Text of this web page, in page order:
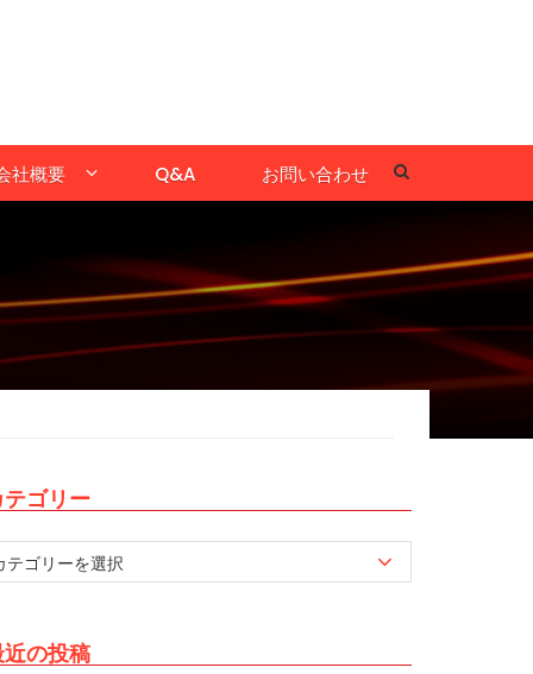
社概要 Q&A お問い合わせ
ゴリー
の投稿